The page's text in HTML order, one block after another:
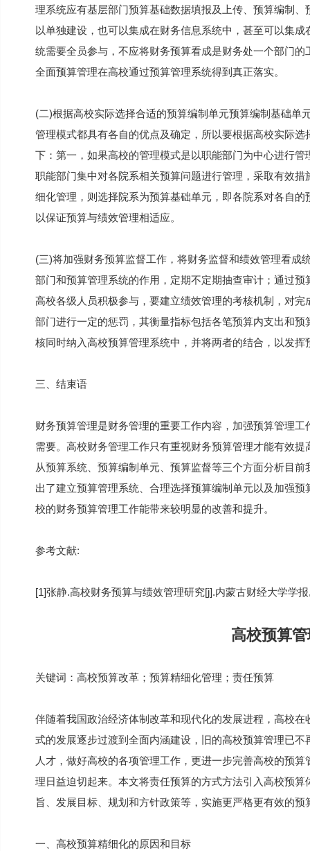
理系统应有基层部门预算基础数据填报及上传、预算编制
以单独建设，也可以集成在财务信息系统中，甚至可以集
统需要全员参与，不应将财务预算看成是财务处一个部门
全面预算管理在高校通过预算管理系统得到真正落实。
(二)根据高校实际选择合适的预算编制单元预算编制基础
管理模式都具有各自的优点及确定，所以要根据高校实际
下：第一，如果高校的管理模式是以职能部门为中心进行
职能部门集中对各院系相关预算问题进行管理，采取有效
细化管理，则选择院系为预算基础单元，即各院系对各自
以保证预算与绩效管理相适应。
(三)将加强财务预算监督工作，将财务监督和绩效管理看
部门和预算管理系统的作用，定期不定期抽查审计；通过
高校各级人员积极参与，要建立绩效管理的考核机制，对
部门进行一定的惩罚，其衡量指标包括各笔预算内支出和
核同时纳入高校预算管理系统中，并将两者的结合，以发挥
三、结束语
财务预算管理是财务管理的重要工作内容，加强预算管理
需要。高校财务管理工作只有重视财务预算管理才能有效
从预算系统、预算编制单元、预算监督等三个方面分析目
出了建立预算管理系统、合理选择预算编制单元以及加强
校的财务预算管理工作能带来较明显的改善和提升。
参考文献:
[1]张静.高校财务预算与绩效管理研究[j].内蒙古财经大学学
高校预算
关键词：高校预算改革；预算精细化管理；责任预算
伴随着我国政治经济体制改革和现代化的发展进程，高校
式的发展逐步过渡到全面内涵建设，旧的高校预算管理已
人才，做好高校的各项管理工作，更进一步完善高校的预
理日益迫切起来。本文将责任预算的方式方法引入高校预
旨、发展目标、规划和方针政策等，实施更严格更有效的预
一、高校预算精细化的原因和目标